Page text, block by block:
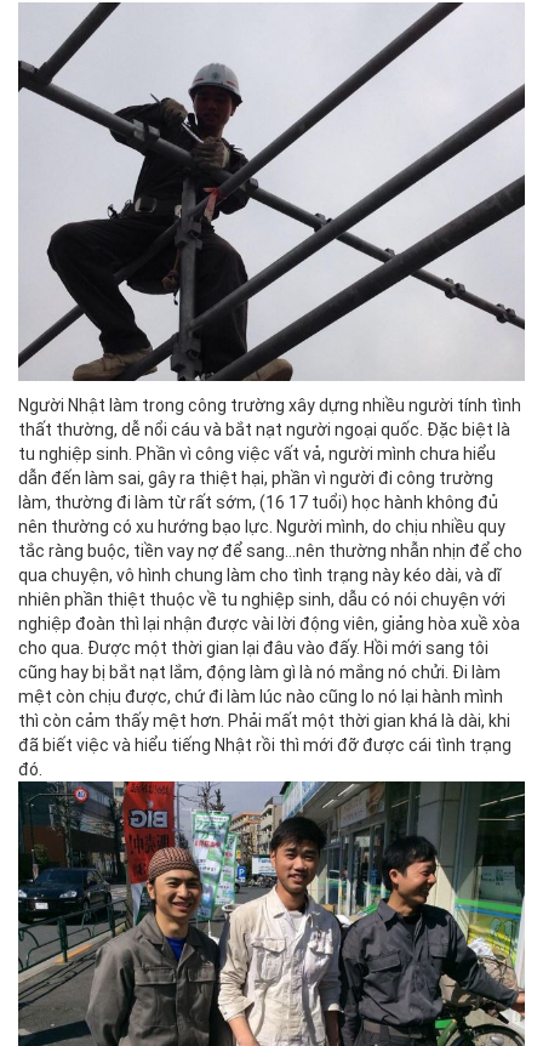
Người Nhật làm trong công trường xây dựng nhiều người tính tình
thất thường, dễ nổi cáu và bắt nạt người ngoại quốc. Đặc biệt là
tu nghiệp sinh. Phần vì công việc vất vả, người mình chưa hiểu
dẫn đến làm sai, gây ra thiệt hại, phần vì người đi công trường
làm, thường đi làm từ rất sớm, (16 17 tuổi) học hành không đủ
nên thường có xu hướng bạo lực. Người mình, do chịu nhiều quy
tắc ràng buộc, tiền vay nợ để sang…nên thường nhẫn nhịn để cho
qua chuyện, vô hình chung làm cho tình trạng này kéo dài, và dĩ
nhiên phần thiệt thuộc về tu nghiệp sinh, dẫu có nói chuyện với
nghiệp đoàn thì lại nhận được vài lời động viên, giảng hòa xuề xòa
cho qua. Được một thời gian lại đâu vào đấy. Hồi mới sang tôi
cũng hay bị bắt nạt lắm, động làm gì là nó mắng nó chửi. Đi làm
mệt còn chịu được, chứ đi làm lúc nào cũng lo nó lại hành mình
thì còn cảm thấy mệt hơn. Phải mất một thời gian khá là dài, khi
đã biết việc và hiểu tiếng Nhật rồi thì mới đỡ được cái tình trạng
đó.